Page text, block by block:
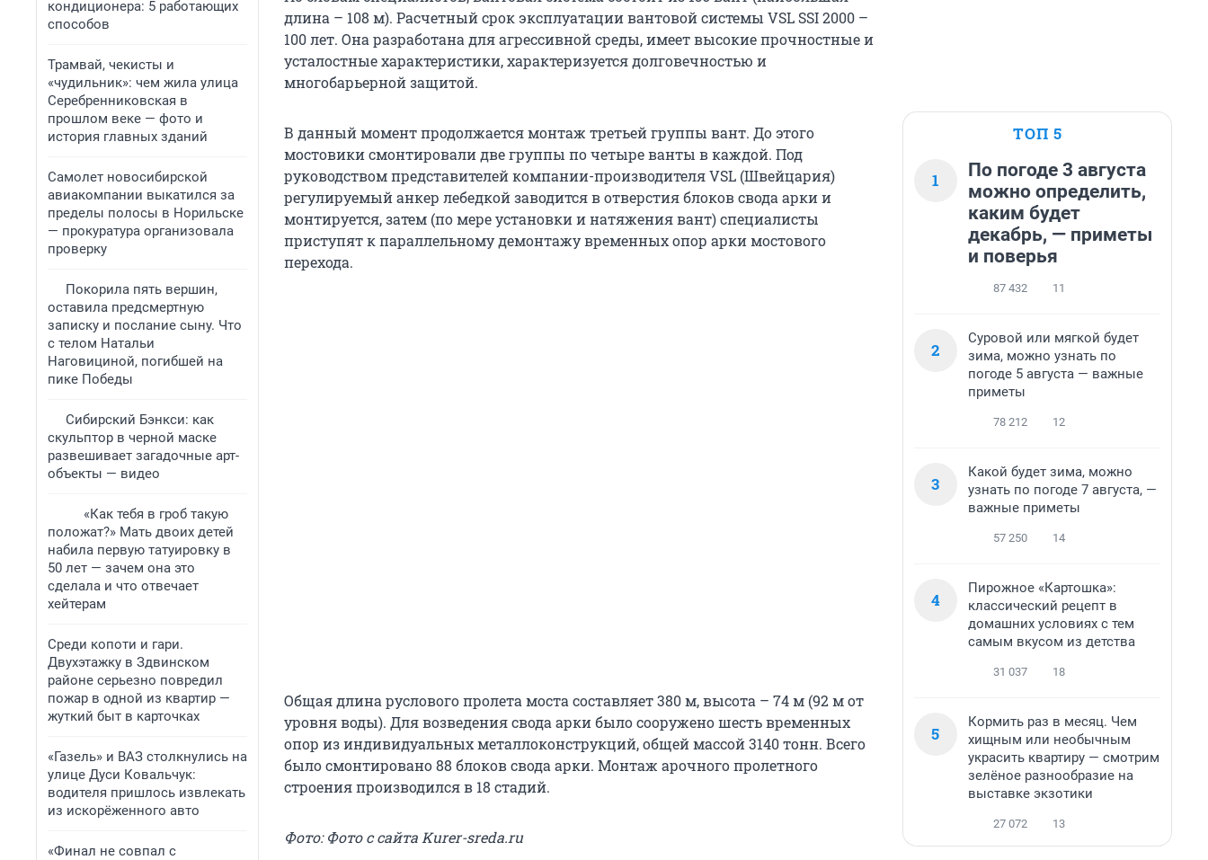
кондиционера: 5 работающих
способов
Трамвай, чекисты и
«чудильник»: чем жила улица
Серебренниковская в
прошлом веке — фото и
история главных зданий
Самолет новосибирской
авиакомпании выкатился за
пределы полосы в Норильске
— прокуратура организовала
проверку
Покорила пять вершин,
оставила предсмертную
записку и послание сыну. Что
с телом Натальи
Наговициной, погибшей на
пике Победы
Сибирский Бэнкси: как
скульптор в черной маске
развешивает загадочные арт-
объекты — видео
«Как тебя в гроб такую
положат?» Мать двоих детей
набила первую татуировку в
50 лет — зачем она это
сделала и что отвечает
хейтерам
Среди копоти и гари.
Двухэтажку в Здвинском
районе серьезно повредил
пожар в одной из квартир —
жуткий быт в карточках
«Газель» и ВАЗ столкнулись на
улице Дуси Ковальчук:
водителя пришлось извлекать
из искорёженного авто
«Финал не совпал с
длина – 108 м). Расчетный срок эксплуатации вантовой системы VSL SSI 2000 –
100 лет. Она разработана для агрессивной среды, имеет высокие прочностные и
усталостные характеристики, характеризуется долговечностью и
многобарьерной защитой.
В данный момент продолжается монтаж третьей группы вант. До этого
мостовики смонтировали две группы по четыре ванты в каждой. Под
руководством представителей компании-производителя VSL (Швейцария)
регулируемый анкер лебедкой заводится в отверстия блоков свода арки и
монтируется, затем (по мере установки и натяжения вант) специалисты
приступят к параллельному демонтажу временных опор арки мостового
перехода.
Общая длина руслового пролета моста составляет 380 м, высота – 74 м (92 м от
уровня воды). Для возведения свода арки было сооружено шесть временных
опор из индивидуальных металлоконструкций, общей массой 3140 тонн. Всего
было смонтировано 88 блоков свода арки. Монтаж арочного пролетного
строения производился в 18 стадий.
Фото: Фото с сайта Kurer-sreda.ru
ТОП 5
1
По погоде 3 августа
можно определить,
каким будет
декабрь, — приметы
и поверья
87 432 11
2
Суровой или мягкой будет
зима, можно узнать по
погоде 5 августа — важные
приметы
78 212 12
3
Какой будет зима, можно
узнать по погоде 7 августа, —
важные приметы
57 250 14
4
Пирожное «Картошка»:
классический рецепт в
домашних условиях с тем
самым вкусом из детства
31 037 18
5
Кормить раз в месяц. Чем
хищным или необычным
украсить квартиру — смотрим
зелёное разнообразие на
выставке экзотики
27 072 13